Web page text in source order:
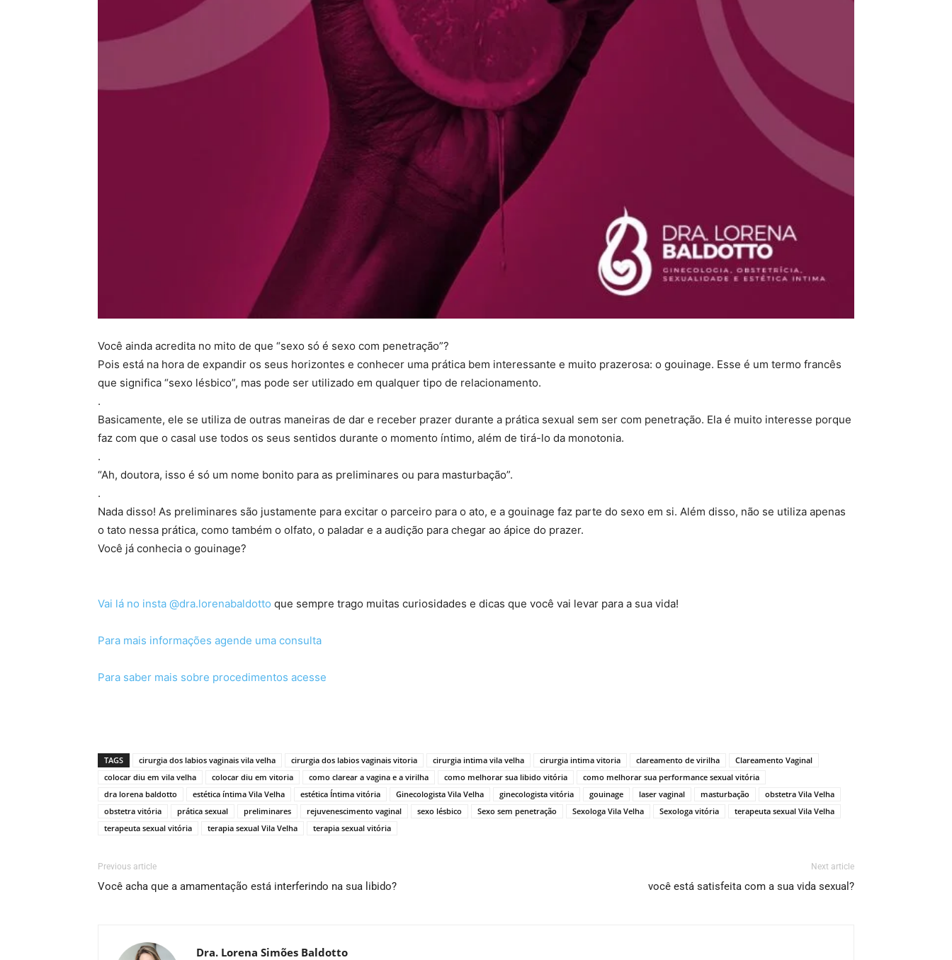
Você ainda acredita no mito de que “sexo só é sexo com penetração”?
Pois está na hora de expandir os seus horizontes e conhecer uma prática bem interessante e muito prazerosa: o gouinage. Esse é um termo francês
que significa “sexo lésbico”, mas pode ser utilizado em qualquer tipo de relacionamento.
.
Basicamente, ele se utiliza de outras maneiras de dar e receber prazer durante a prática sexual sem ser com penetração. Ela é muito interesse porque
faz com que o casal use todos os seus sentidos durante o momento íntimo, além de tirá-lo da monotonia.
.
“Ah, doutora, isso é só um nome bonito para as preliminares ou para masturbação”.
.
Nada disso! As preliminares são justamente para excitar o parceiro para o ato, e a gouinage faz parte do sexo em si. Além disso, não se utiliza apenas
o tato nessa prática, como também o olfato, o paladar e a audição para chegar ao ápice do prazer.
Você já conhecia o gouinage?
Vai lá no insta @dra.lorenabaldotto que sempre trago muitas curiosidades e dicas que você vai levar para a sua vida!
Para mais informações agende uma consulta
Para saber mais sobre procedimentos acesse
TAGS cirurgia dos labios vaginais vila velha cirurgia dos labios vaginais vitoria cirurgia intima vila velha cirurgia intima vitoria clareamento de virilha
Clareamento Vaginal
colocar diu em vila velha
colocar diu em vitoria como clarear a vagina e a virilha como melhorar sua libido vitória
como melhorar sua performance sexual vitória
dra lorena baldotto
estética íntima Vila Velha estética Íntima vitória Ginecologista Vila Velha ginecologista vitória gouinage laser vaginal masturbação
obstetra Vila Velha
obstetra vitória
prática sexual preliminares rejuvenescimento vaginal sexo lésbico Sexo sem penetração Sexologa Vila Velha Sexologa vitória
terapeuta sexual Vila Velha
terapeuta sexual vitória
terapia sexual Vila Velha terapia sexual vitória
Previous article
Você acha que a amamentação está interferindo na sua libido?
Next article
você está satisfeita com a sua vida sexual?
Dra. Lorena Simões Baldotto